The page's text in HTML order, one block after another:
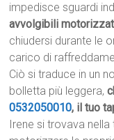
impedisce sguardi
avvolgibili
chiudersi durante le
carico di
Ciò si traduce in un
bolletta più leggera,
0532050010, il tuo
Irene si trovava